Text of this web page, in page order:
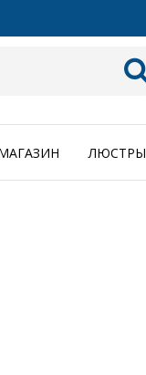
ЛЮСТРЫ